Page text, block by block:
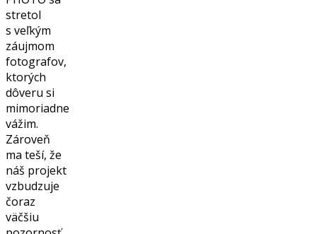
stretol
s veľkým
záujmom
fotografov,
ktorých
dôveru si
mimoriadne
vážim.
Zároveň
ma teší, že
náš projekt
vzbudzuje
čoraz
väčšiu